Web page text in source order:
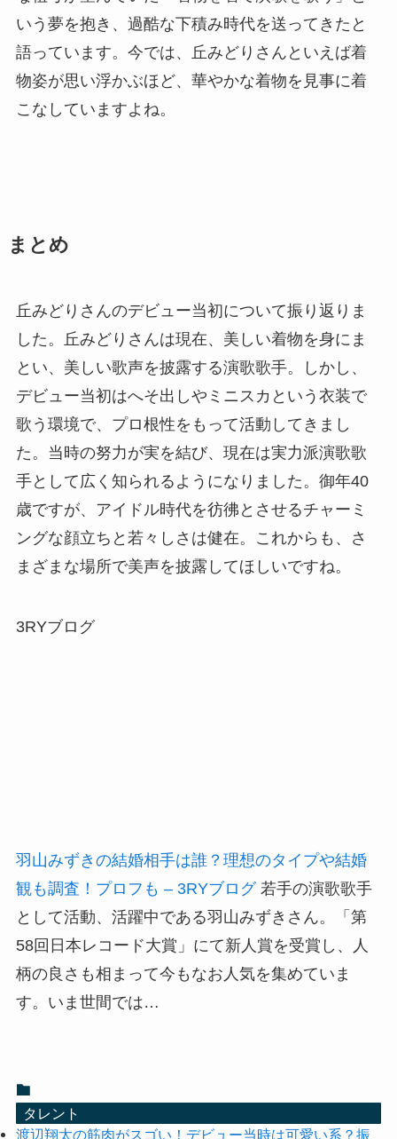
いう夢を抱き、過酷な下積み時代を送ってきたと
語っています。今では、丘みどりさんといえば着
物姿が思い浮かぶほど、華やかな着物を見事に着
こなしていますよね。
まとめ
丘みどりさんのデビュー当初について振り返りま
した。丘みどりさんは現在、美しい着物を身にま
とい、美しい歌声を披露する演歌歌手。しかし、
デビュー当初はへそ出しやミニスカという衣装で
歌う環境で、プロ根性をもって活動してきまし
た。当時の努力が実を結び、現在は実力派演歌歌
手として広く知られるようになりました。御年40
歳ですが、アイドル時代を彷彿とさせるチャーミ
ングな顔立ちと若々しさは健在。これからも、さ
まざまな場所で美声を披露してほしいですね。
3RYブログ
羽山みずきの結婚相手は誰？理想のタイプや結婚
観も調査！プロフも – 3RYブログ 若手の演歌歌手
として活動、活躍中である羽山みずきさん。「第
58回日本レコード大賞」にて新人賞を受賞し、人
柄の良さも相まって今もなお人気を集めていま
す。いま世間では…
タレント
渡辺翔太の筋肉がスゴい！デビュー当時は可愛い系？振